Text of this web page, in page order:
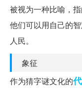
被视为一种比喻，
他们可以用自己的
人民。
象征
作为猜字谜文化的